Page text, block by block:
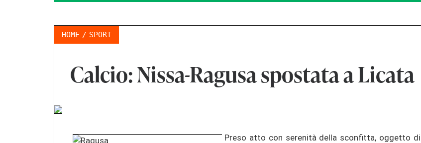
HOME SPORT
Calcio: Nissa-Ragusa spostata a Licata
Preso atto con serenità della sconfitta, oggetto di